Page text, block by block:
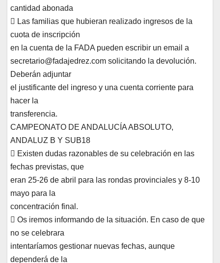
cantidad abonada
 Las familias que hubieran realizado ingresos de la
cuota de inscripción
en la cuenta de la FADA pueden escribir un email a
secretario@fadajedrez.com solicitando la devolución.
Deberán adjuntar
el justificante del ingreso y una cuenta corriente para
hacer la
transferencia.
CAMPEONATO DE ANDALUCÍA ABSOLUTO,
ANDALUZ B Y SUB18
 Existen dudas razonables de su celebración en las
fechas previstas, que
eran 25-26 de abril para las rondas provinciales y 8-10
mayo para la
concentración final.
 Os iremos informando de la situación. En caso de que
no se celebrara
intentaríamos gestionar nuevas fechas, aunque
dependerá de la